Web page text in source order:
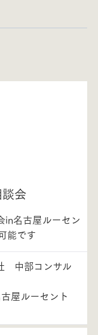
会
in名古屋ルーセン
能です
中部コンサル
屋ルーセント